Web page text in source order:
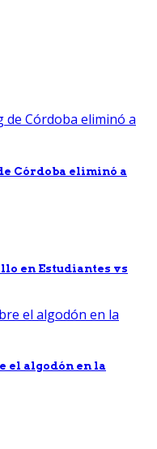
Córdoba eliminó a
en Estudiantes vs
el algodón en la